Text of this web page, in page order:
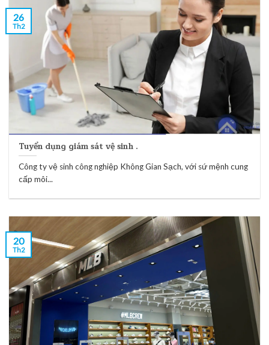
Tuyển dụng giám sát vệ sinh .
Công ty vệ sinh công nghiệp Không Gian Sạch, với sứ mệnh cung
cấp môi...
26
Th2
20
Th2